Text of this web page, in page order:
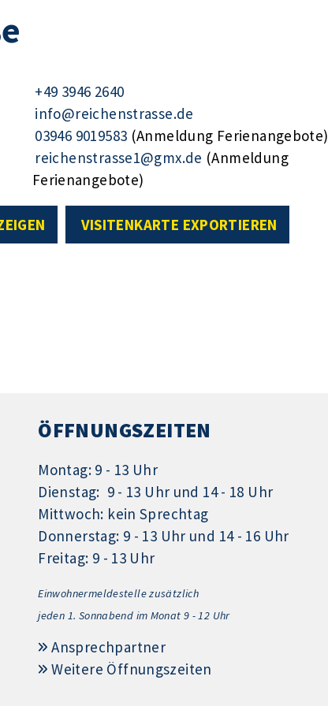
+49 3946 2640
info@reichenstrasse.de
03946 9019583 (Anmeldung Ferienangebote)
reichenstrasse1@gmx.de (Anmeldung
Ferienangebote)
VISITENKARTE EXPORTIEREN
ÖFFNUNGSZEITEN
Montag: 9 - 13 Uhr
Dienstag: 9 - 13 Uhr und 14 - 18 Uhr
Mittwoch: kein Sprechtag
Donnerstag: 9 - 13 Uhr und 14 - 16 Uhr
Freitag: 9 - 13 Uhr
Einwohnermeldestelle zusätzlich
jeden 1. Sonnabend im Monat 9 - 12 Uhr
Ansprechpartner
Weitere Öffnungszeiten